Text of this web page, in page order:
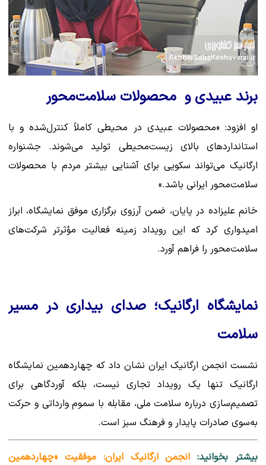
برند عبیدی و محصولات سلامت‌محور
او افزود: «محصولات عبیدی در محیطی کاملاً کنترل‌شده و با
استانداردهای بالای زیست‌محیطی تولید می‌شوند. جشنواره
ارگانیک می‌تواند سکویی برای آشنایی بیشتر مردم با محصولات
سلامت‌محور ایرانی باشد.»
خانم علیزاده در پایان، ضمن آرزوی برگزاری موفق نمایشگاه، ابراز
امیدواری کرد که این رویداد زمینه فعالیت مؤثرتر شرکت‌های
سلامت‌محور را فراهم آورد.
نمایشگاه ارگانیک؛ صدای بیداری در مسیر
سلامت
نشست انجمن ارگانیک ایران نشان داد که چهاردهمین نمایشگاه
ارگانیک تنها یک رویداد تجاری نیست، بلکه آوردگاهی برای
تصمیم‌سازی درباره سلامت ملی، مقابله با سموم وارداتی و حرکت
به‌سوی صادرات پایدار و فرهنگ سبز است.
بیشتر بخوانید: انجمن ارگانیک ایران: موفقیت «چهاردهمین